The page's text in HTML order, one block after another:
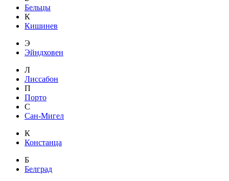
Бельцы
К
Кишинев
Э
Эйндховен
Л
Лиссабон
П
Порто
С
Сан-Мигел
К
Констанца
Б
Белград